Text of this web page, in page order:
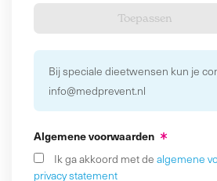
Bij speciale dieetwensen kun je
info@medprevent.nl
Algemene voorwaarden
Ik ga akkoord met de algemene
privacy statement